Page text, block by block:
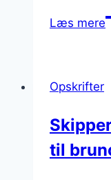
Læs mere
Opskrifter
til